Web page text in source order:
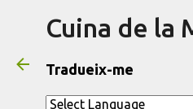
Cuina de la
Tradueix-me